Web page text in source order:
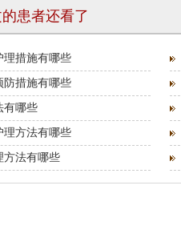
患者还看了
理措施有哪些
防措施有哪些
有哪些
理方法有哪些
方法有哪些